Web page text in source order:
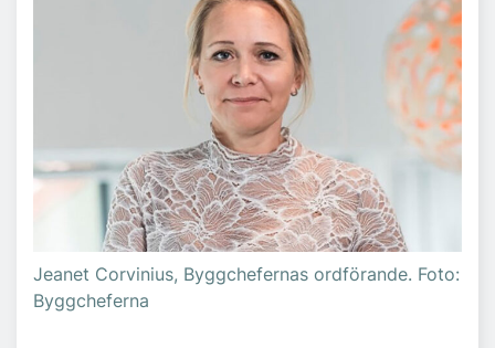
Jeanet Corvinius, Byggchefernas ordförande. Foto:
Byggcheferna